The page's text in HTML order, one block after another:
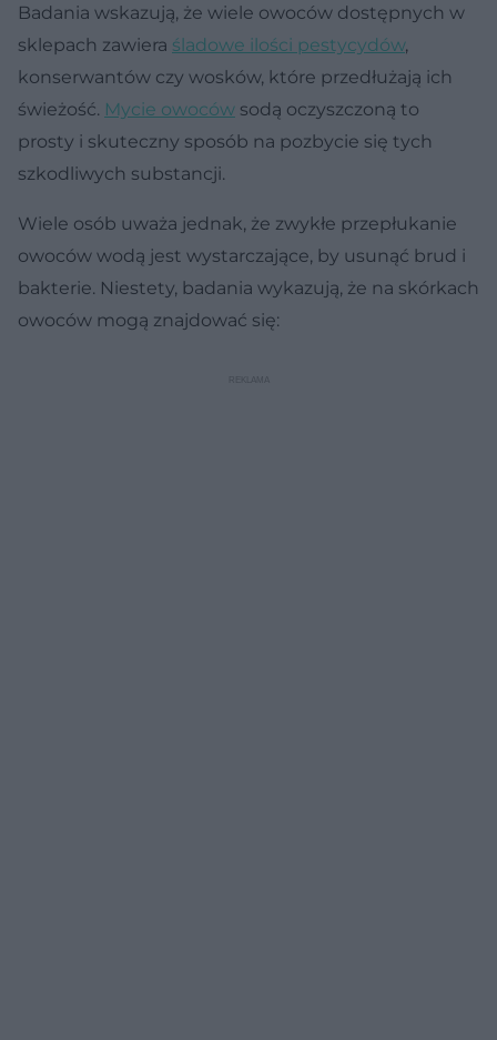
Badania wskazują, że wiele owoców dostępnych w
sklepach zawiera śladowe ilości pestycydów,
konserwantów czy wosków, które przedłużają ich
świeżość. Mycie owoców sodą oczyszczoną to
prosty i skuteczny sposób na pozbycie się tych
szkodliwych substancji.
Wiele osób uważa jednak, że zwykłe przepłukanie
owoców wodą jest wystarczające, by usunąć brud i
bakterie. Niestety, badania wykazują, że na skórkach
owoców mogą znajdować się: